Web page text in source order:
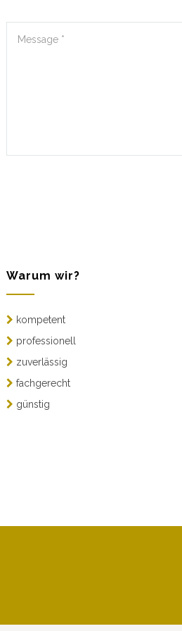
Warum wir?
kompetent
professionell
zuverlässig
fachgerecht
günstig